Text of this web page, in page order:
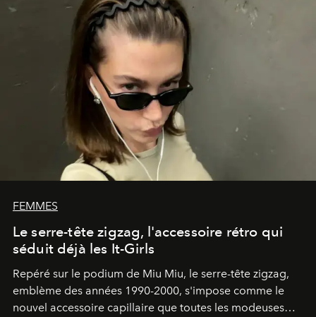
FEMMES
Le serre-tête zigzag, l'accessoire rétro qui
séduit déjà les It-Girls
Repéré sur le podium de Miu Miu, le serre-tête zigzag,
emblème des années 1990-2000, s'impose comme le
nouvel accessoire capillaire que toutes les modeuses